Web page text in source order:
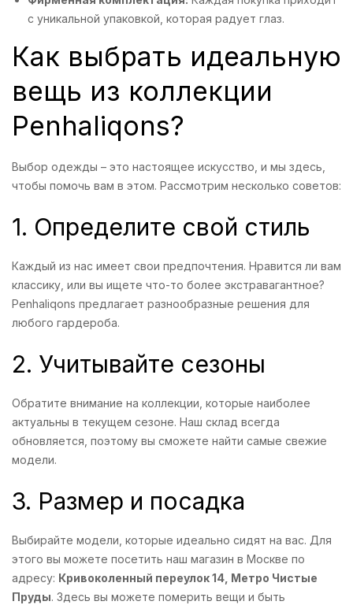
с уникальной упаковкой, которая радует глаз.
Как выбрать идеальную
вещь из коллекции
Penhaliqons?
Выбор одежды – это настоящее искусство, и мы здесь,
чтобы помочь вам в этом. Рассмотрим несколько советов:
1. Определите свой стиль
Каждый из нас имеет свои предпочтения. Нравится ли вам
классику, или вы ищете что-то более экстравагантное?
Penhaliqons предлагает разнообразные решения для
любого гардероба.
2. Учитывайте сезоны
Обратите внимание на коллекции, которые наиболее
актуальны в текущем сезоне. Наш склад всегда
обновляется, поэтому вы сможете найти самые свежие
модели.
3. Размер и посадка
Выбирайте модели, которые идеально сидят на вас. Для
этого вы можете посетить наш магазин в Москве по
адресу: Кривоколенный переулок 14, Метро Чистые
Пруды. Здесь вы можете померить вещи и быть